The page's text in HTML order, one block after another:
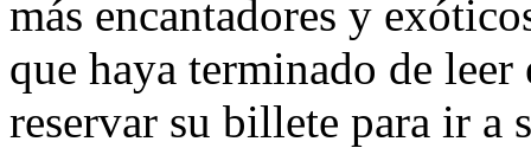
más encantadores y
que haya terminado de
reservar su billete para ir a